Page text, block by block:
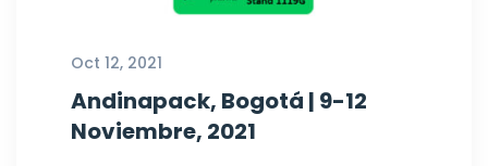
Oct 12, 2021
Andinapack, Bogotá | 9-12
Noviembre, 2021